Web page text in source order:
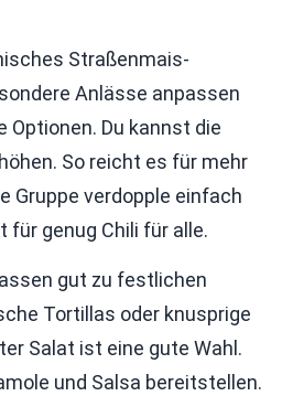
Straßenmais-
Anlässe anpassen
Du kannst die
So reicht es für mehr
Gruppe verdopple einfach
für genug Chili für alle.
gut zu festlichen
Tortillas oder knusprige
Salat ist eine gute Wahl.
und Salsa bereitstellen.